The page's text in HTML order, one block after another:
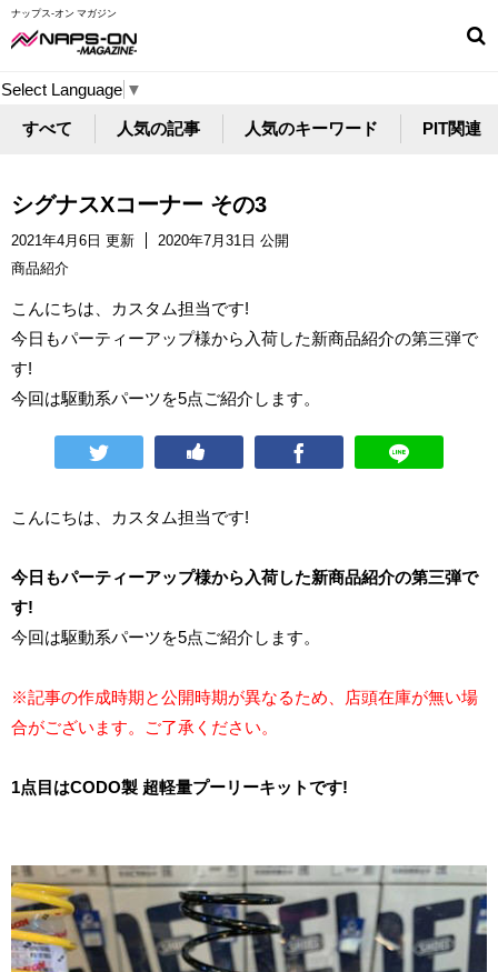
ナップス-オン マガジン
Select Language ▼
すべて 人気の記事 人気のキーワード PIT関連
シグナスXコーナー その3
2021年4月6日 更新
2020年7月31日 公開
商品紹介
こんにちは、カスタム担当です!
今日もパーティーアップ様から入荷した新商品紹介の第三弾で
す!
今回は駆動系パーツを5点ご紹介します。
こんにちは、カスタム担当です!
今日もパーティーアップ様から入荷した新商品紹介の第三弾で
す!
今回は駆動系パーツを5点ご紹介します。
※記事の作成時期と公開時期が異なるため、店頭在庫が無い場
合がございます。ご了承ください。
1点目はCODO製 超軽量プーリーキットです!